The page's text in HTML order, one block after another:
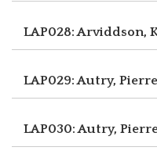
LAP028: Arviddson,
LAP029: Autry, Pierre
LAP030: Autry,